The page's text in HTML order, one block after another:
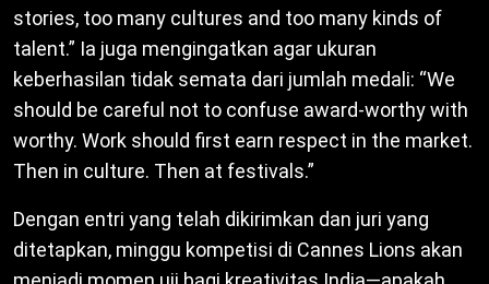
stories, too many cultures and too many kinds of
talent.” Ia juga mengingatkan agar ukuran
keberhasilan tidak semata dari jumlah medali: “We
should be careful not to confuse award-worthy with
worthy. Work should first earn respect in the market.
Then in culture. Then at festivals.”
Dengan entri yang telah dikirimkan dan juri yang
ditetapkan, minggu kompetisi di Cannes Lions akan